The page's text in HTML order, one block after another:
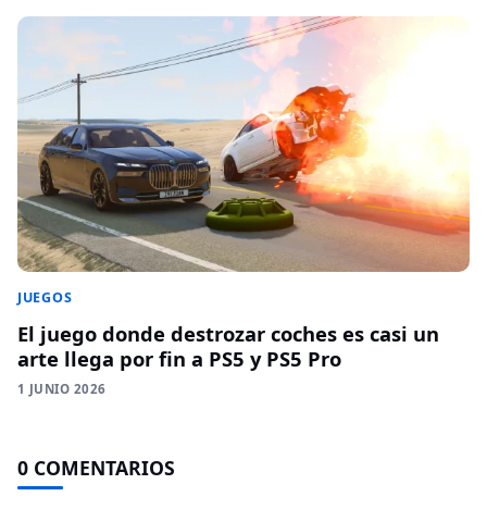
JUEGOS
El juego donde destrozar coches es casi un
arte llega por fin a PS5 y PS5 Pro
1 JUNIO 2026
0 COMENTARIOS